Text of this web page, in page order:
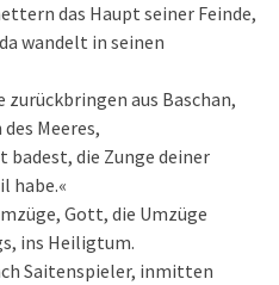
das Haupt seiner Feinde,
wandelt in seinen
zurückbringen aus Baschan,
Meeres,
badest, die Zunge deiner
habe.«
Gott, die Umzüge
ins Heiligtum.
Saitenspieler, inmitten